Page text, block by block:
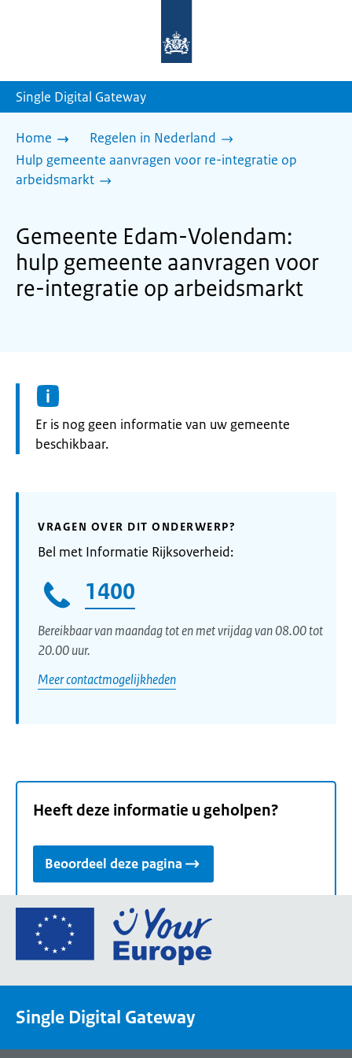
homepage
Single Digital Gateway
Home
Regelen in Nederland
Hulp gemeente aanvragen voor re-integratie op
arbeidsmarkt
Gemeente Edam-Volendam:
hulp gemeente aanvragen voor
re-integratie op arbeidsmarkt
Informatie:
Er is nog geen informatie van uw gemeente
beschikbaar.
VRAGEN OVER DIT ONDERWERP?
Bel met Informatie Rijksoverheid:
1400
Bereikbaar van maandag tot en met vrijdag van 08.00 tot
20.00 uur.
Meer contactmogelijkheden
Heeft deze informatie u geholpen?
Beoordeel deze pagina
Ga
de
een
Single Digital Gateway